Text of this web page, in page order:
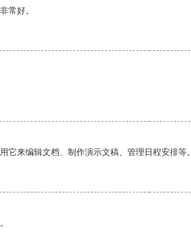
常好。
来编辑文档、制作演示文稿、管理日程安排等。